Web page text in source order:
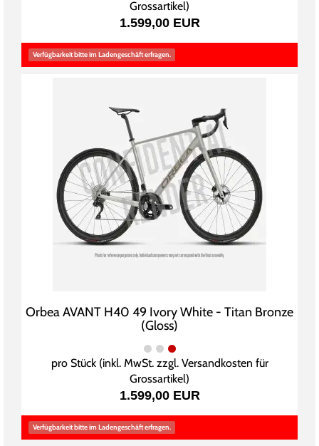
Grossartikel)
1.599,00 EUR
Verfügbarkeit bitte im Ladengeschäft erfragen.
Orbea AVANT H40 49 Ivory White - Titan Bronze
(Gloss)
pro Stück (inkl. MwSt. zzgl. Versandkosten für
Grossartikel)
1.599,00 EUR
Verfügbarkeit bitte im Ladengeschäft erfragen.